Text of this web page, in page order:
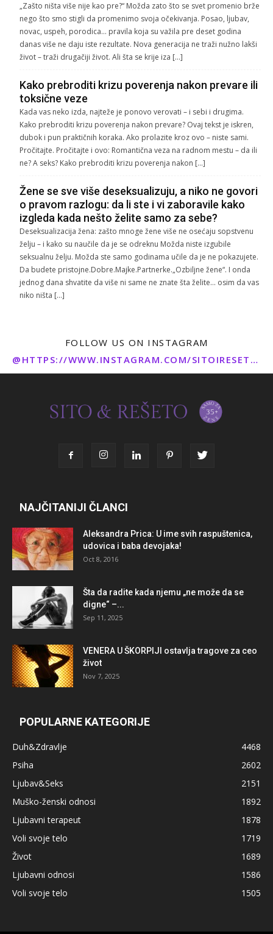
„Zašto ništa više nije kao pre?“ Možda zato što se svet promenio brže
nego što smo stigli da promenimo svoja očekivanja. Posao, ljubav,
novac, uspeh, porodica… pravila koja su važila pre deset godina
danas više ne daju iste rezultate. Nova generacija ne traži nužno lakši
život – traži drugačiji život. Ali šta se krije iza […]
Kako prebroditi krizu poverenja nakon prevare ili
toksične veze
Kada vas neko izda, najteže je ponovo verovati – i sebi i drugima.
Kako prebroditi krizu poverenja nakon prevare? Ovaj tekst je iskren,
dubok i pun praktičnih koraka. Ako prolazite kroz ovo – niste sami.
Pročitajte. Pročitajte i ovo: Romantična veza na radnom mestu – da ili
ne? A seks? Kako prebroditi krizu poverenja nakon […]
Žene se sve više deseksualizuju, a niko ne govori
o pravom razlogu: da li ste i vi zaboravile kako
izgleda kada nešto želite samo za sebe?
Deseksualizacija žena: zašto mnoge žene više ne osećaju sopstvenu
želju – i kako su naučile da je se odreknu Možda niste izgubile
seksualnu želju. Možda ste samo godinama učile da je ne pokazujete.
Da budete pristojne.Dobre.Majke.Partnerke.„Ozbiljne žene“. I onda
jednog dana shvatite da više ni same ne znate šta želite… osim da vas
niko ništa […]
FOLLOW US ON INSTAGRAM
@HTTPS://WWW.INSTAGRAM.COM/SITOIRESETO/
NAJČITANIJI ČLANCI
Aleksandra Prica: U ime svih raspuštenica,
udovica i baba devojaka!
Oct 8, 2016
Šta da radite kada njemu „ne može da se
digne“ –...
Sep 11, 2025
VENERA U ŠKORPIJI ostavlja tragove za ceo
život
Nov 7, 2025
POPULARNE KATEGORIJE
Duh&Zdravlje
4468
Psiha
2602
Ljubav&Seks
2151
Muško-ženski odnosi
1892
Ljubavni terapeut
1878
Voli svoje telo
1719
Život
1689
Ljubavni odnosi
1586
Voli svoje telo
1505